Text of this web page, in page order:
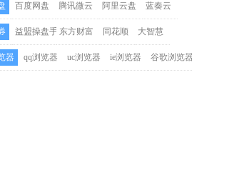
百度网盘 腾讯微云 阿里云盘 蓝奏云
益盟操盘手 东方财富 同花顺 大智慧
器 qq浏览器 uc浏览器 ie浏览器 谷歌浏览器